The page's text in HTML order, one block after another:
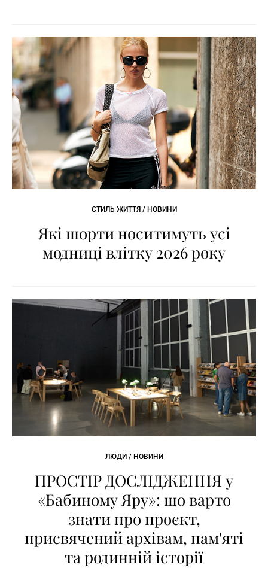
СТИЛЬ ЖИТТЯ / НОВИНИ
Які шорти носитимуть усі
модниці влітку 2026 року
ЛЮДИ / НОВИНИ
ПРОСТІР ДОСЛІДЖЕННЯ у
«Бабиному Яру»: що варто
знати про проєкт,
присвячений архівам, пам'яті
та родинній історії